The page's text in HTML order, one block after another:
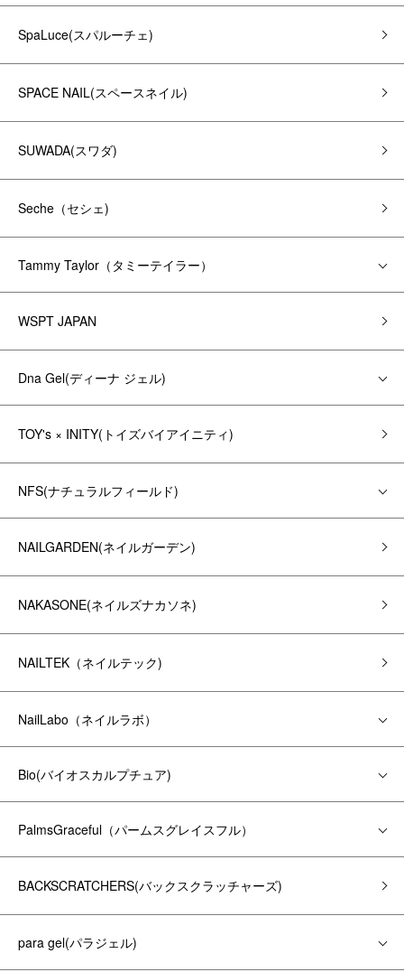
SpaLuce(スパルーチェ)
SPACE NAIL(スペースネイル)
SUWADA(スワダ)
Seche（セシェ)
Tammy Taylor（タミーテイラー）
WSPT JAPAN
Dna Gel(ディーナ ジェル)
TOY's × INITY(トイズバイアイニティ)
NFS(ナチュラルフィールド)
NAILGARDEN(ネイルガーデン)
NAKASONE(ネイルズナカソネ)
NAILTEK（ネイルテック)
NailLabo（ネイルラボ）
Bio(バイオスカルプチュア)
PalmsGraceful（パームスグレイスフル）
BACKSCRATCHERS(バックスクラッチャーズ)
para gel(パラジェル)